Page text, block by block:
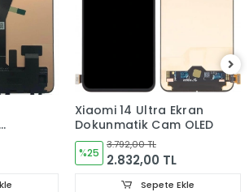
ürünlerin iade ve
KARGO bedeli Bize aittir.Ürün
Müşteriye yansıtılır.
ve iade" Kısmını takip ediniz.
ÇITALI
Xiaomi 14 Ultra Ekran
Dokunmatik Cam OLED
%25
3.792,00 TL
2.832,00 TL
Sepete Ekle